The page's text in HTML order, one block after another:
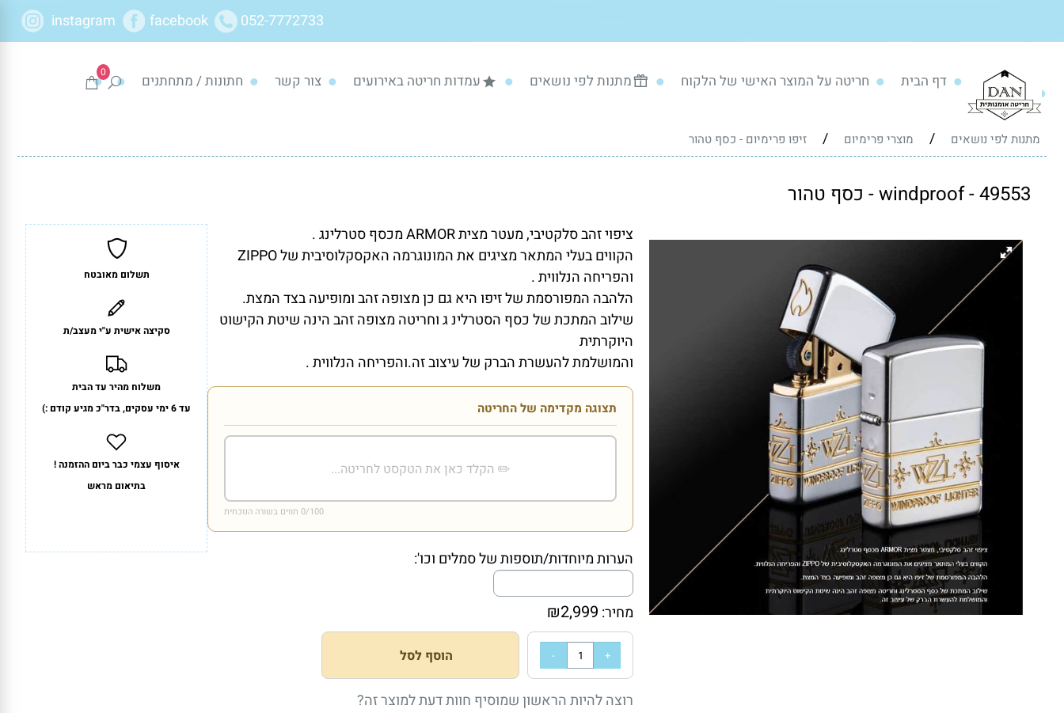
052-7772733
instagram
0 דף הבית חריטה על המוצר האישי של הלקוח מתנות לפי נושאים עמדות חריטה באירועים צור קשר חתונות / מתחתנים
מתנות לפי נושאים / מוצרי פרימיום / זיפו פרימיום - כסף טהור
49553 - windproof - כסף טהור
ציפוי זהב סלקטיבי, מעטר מצית ARMOR מכסף סטרלינג .
הקווים בעלי המתאר מציגים את המונוגרמה האקסקלוסיבית של ZIPPO
והפריחה הנלווית .
הלהבה המפורסמת של זיפו היא גם כן מצופה זהב ומופיעה בצד המצת.
שילוב המתכת של כסף הסטרלינ ג וחריטה מצופה זהב הינה שיטת הקישוט
היוקרתית
והמושלמת להעשרת הברק של עיצוב זה.והפריחה הנלווית .
תצוגה מקדימה של החריטה
0/100 תווים בשורה הנוכחית
הערות מיוחדות/תוספות של סמלים וכו':
מחיר: ₪2,999
הוסף לסל
רוצה להיות הראשון שמוסיף חוות דעת למוצר זה?
תשלום מאובטח
סקיצה אישית ע"י מעצב/ת
משלוח מהיר עד הבית
עד 6 ימי עסקים, בדר"כ מגיע קודם :)
איסוף עצמי כבר ביום ההזמנה !
בתיאום מראש